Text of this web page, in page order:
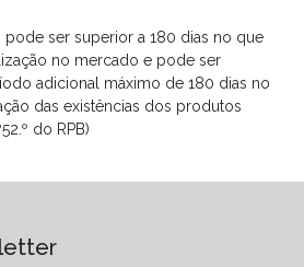
ser superior a 180 dias no que
no mercado e pode ser
adicional máximo de 180 dias no
das existências dos produtos
do RPB)